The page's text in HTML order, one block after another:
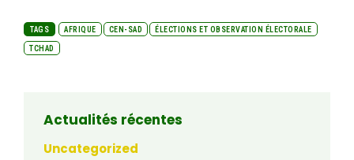
TAGS AFRIQUE CEN-SAD ÉLECTIONS ET OBSERVATION ÉLECTORALE
TCHAD
Actualités récentes
Uncategorized